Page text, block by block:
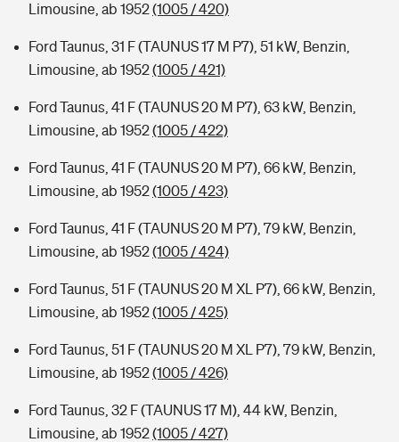
Limousine, ab 1952(1005 / 420)
Ford Taunus, 31 F (TAUNUS 17 M P7), 51 kW, Benzin,
Limousine, ab 1952(1005 / 421)
Ford Taunus, 41 F (TAUNUS 20 M P7), 63 kW, Benzin,
Limousine, ab 1952(1005 / 422)
Ford Taunus, 41 F (TAUNUS 20 M P7), 66 kW, Benzin,
Limousine, ab 1952(1005 / 423)
Ford Taunus, 41 F (TAUNUS 20 M P7), 79 kW, Benzin,
Limousine, ab 1952(1005 / 424)
Ford Taunus, 51 F (TAUNUS 20 M XL P7), 66 kW, Benzin,
Limousine, ab 1952(1005 / 425)
Ford Taunus, 51 F (TAUNUS 20 M XL P7), 79 kW, Benzin,
Limousine, ab 1952(1005 / 426)
Ford Taunus, 32 F (TAUNUS 17 M), 44 kW, Benzin,
Limousine, ab 1952(1005 / 427)